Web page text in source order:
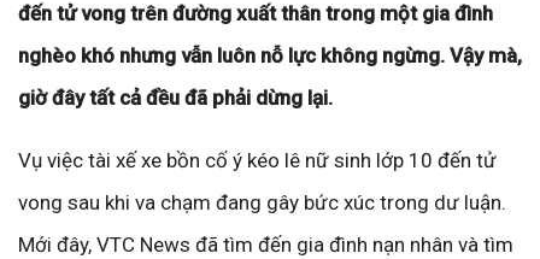
đến tử vong trên đường xuất thân trong một gia đình
nghèo khó nhưng vẫn luôn nỗ lực không ngừng. Vậy mà,
giờ đây tất cả đều đã phải dừng lại.
Vụ việc tài xế xe bồn cố ý kéo lê nữ sinh lớp 10 đến tử
vong sau khi va chạm đang gây bức xúc trong dư luận.
Mới đây, VTC News đã tìm đến gia đình nạn nhân và tìm